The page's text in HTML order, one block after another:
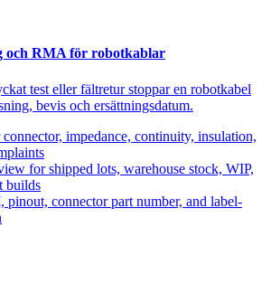
och RMA för robotkablar
test eller fältretur stoppar en robotkabel
bevis och ersättningsdatum.
impedance, continuity, insulation,
for shipped lots, warehouse stock, WIP,
builds
connector part number, and label-